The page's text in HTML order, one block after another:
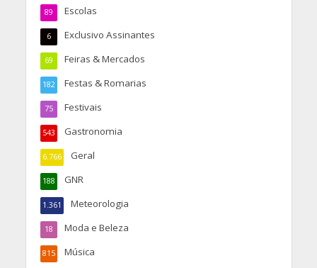
Escolas
89
Exclusivo Assinantes
6
Feiras & Mercados
69
Festas & Romarias
182
Festivais
75
Gastronomia
543
Geral
6.766
GNR
188
Meteorologia
1.361
Moda e Beleza
18
Música
815